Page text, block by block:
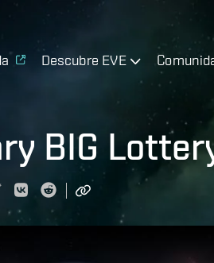
Descubre EVE
BIG